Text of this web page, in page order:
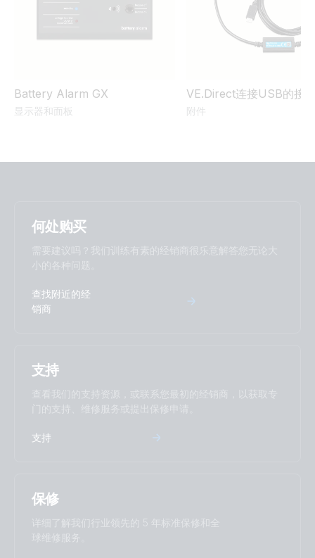
Battery Alarm GX
显示器和面板
VE.Direct连接USB的接
附件
何处购买
需要建议吗？我们训练有素的经销商很乐意解答您无论大
小的各种问题。
查找附近的经
销商
支持
查看我们的支持资源，或联系您最初的经销商，以获取专
门的支持、维修服务或提出保修申请。
支持
保修
详细了解我们行业领先的 5 年标准保修和全
球维修服务。